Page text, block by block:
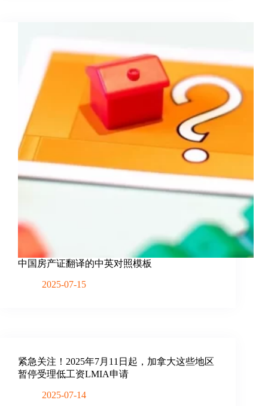
中国房产证翻译的中英对照模板
2025-07-15
紧急关注！2025年7月11日起，加拿大这些地区
暂停受理低工资LMIA申请​
2025-07-14